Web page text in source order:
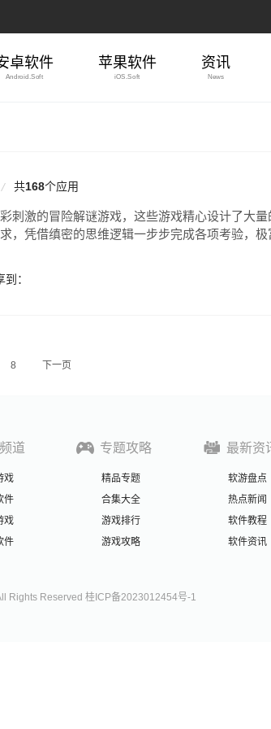
卓软件
Android.Soft
苹果软件
iOS.Soft
资讯
News
共168个应用
刺激的冒险解谜游戏，这些游戏精心设计了大量
，凭借缜密的思维逻辑一步步完成各项考验，极
到：
8 下一页
道
戏
件
戏
件
专题攻略
精品专题
合集大全
游戏排行
游戏攻略
最新资
软游盘点
热点新闻
软件教程
软件资讯
Rights Reserved 桂ICP备2023012454号-1